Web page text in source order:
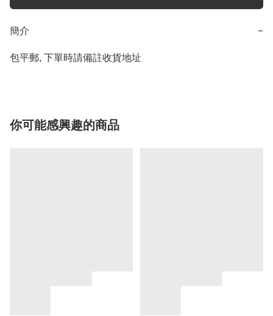
簡介 −
包平郵, 下單時請備註收貨地址
你可能感興趣的商品